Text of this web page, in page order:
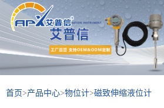
首页>产品中心>物位计>磁致伸缩液位计